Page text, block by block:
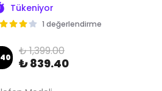
Tükeniyor
1 değerlendirme
40 ₺ 1,399.00
₺ 839.40